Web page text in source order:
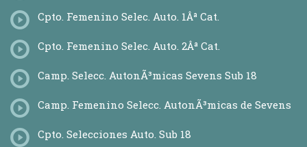
Cpto. Femenino Selec. Auto. 1Âª Cat.
Cpto. Femenino Selec. Auto. 2Âª Cat.
Camp. Selecc. AutonÃ³micas Sevens Sub 18
Camp. Femenino Selecc. AutonÃ³micas de Sevens
Cpto. Selecciones Auto. Sub 18